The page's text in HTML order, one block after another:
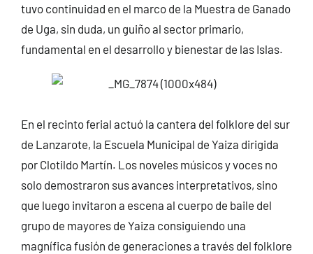
tuvo continuidad en el marco de la Muestra de Ganado
de Uga, sin duda, un guiño al sector primario,
fundamental en el desarrollo y bienestar de las Islas.
En el recinto ferial actuó la cantera del folklore del sur
de Lanzarote, la Escuela Municipal de Yaiza dirigida
por Clotildo Martín. Los noveles músicos y voces no
solo demostraron sus avances interpretativos, sino
que luego invitaron a escena al cuerpo de baile del
grupo de mayores de Yaiza consiguiendo una
magnífica fusión de generaciones a través del folklore